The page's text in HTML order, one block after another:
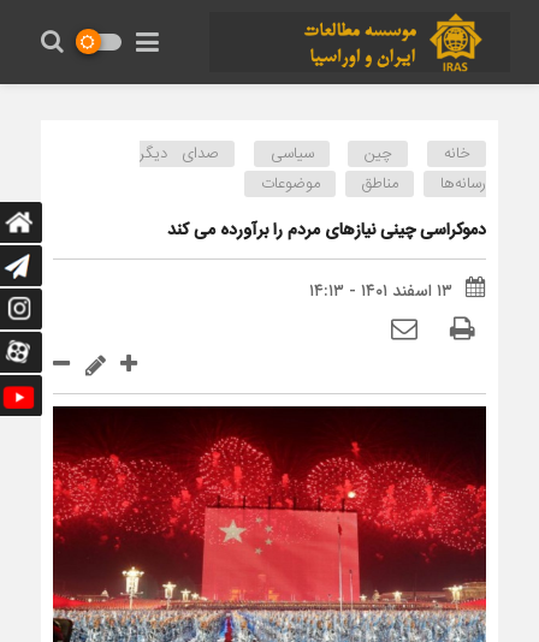
خانه چین سیاسی
صدای دیگر
رسانه‌ها
مناطق موضوعات
دموکراسی چینی نیازهای مردم را برآورده می کند
۱۳ اسفند ۱۴۰۱ - ۱۴:۱۳